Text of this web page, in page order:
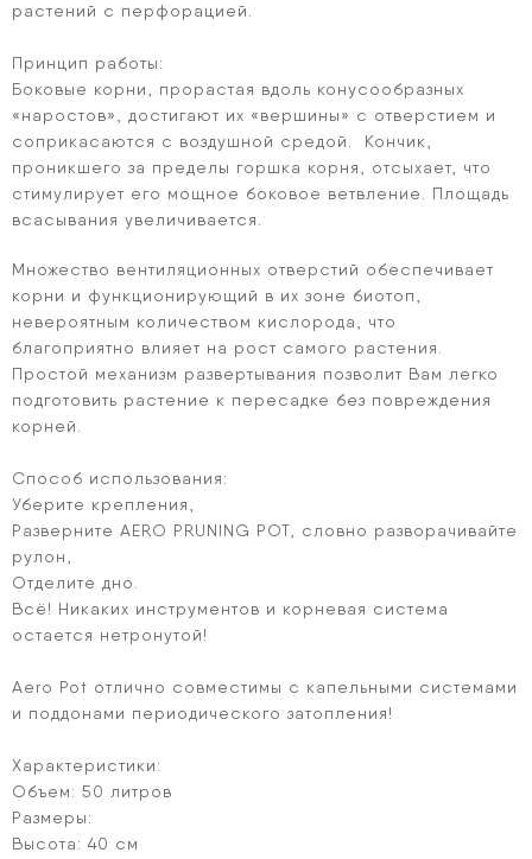
растений с перфорацией.
Принцип работы:
Боковые корни, прорастая вдоль конусообразных
«наростов», достигают их «вершины» с отверстием и
соприкасаются с воздушной средой. Кончик,
проникшего за пределы горшка корня, отсыхает, что
стимулирует его мощное боковое ветвление. Площадь
всасывания увеличивается.
Множество вентиляционных отверстий обеспечивает
корни и функционирующий в их зоне биотоп,
невероятным количеством кислорода, что
благоприятно влияет на рост самого растения.
Простой механизм развертывания позволит Вам легко
подготовить растение к пересадке без повреждения
корней.
Способ использования:
Уберите крепления,
Разверните AERO PRUNING POT, словно разворачивайте
рулон,
Отделите дно.
Всё! Никаких инструментов и корневая система
остается нетронутой!
Aero Pot отлично совместимы с капельными системами
и поддонами периодического затопления!
Характеристики:
Объем: 50 литров
Размеры:
Высота: 40 см